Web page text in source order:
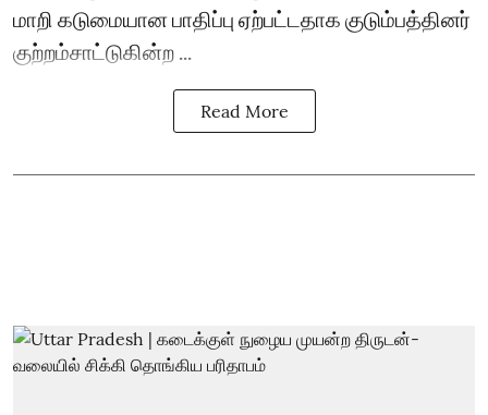
மாறி கடுமையான பாதிப்பு ஏற்பட்டதாக குடும்பத்தினர்
குற்றம்சாட்டுகின்ற ...
Read More